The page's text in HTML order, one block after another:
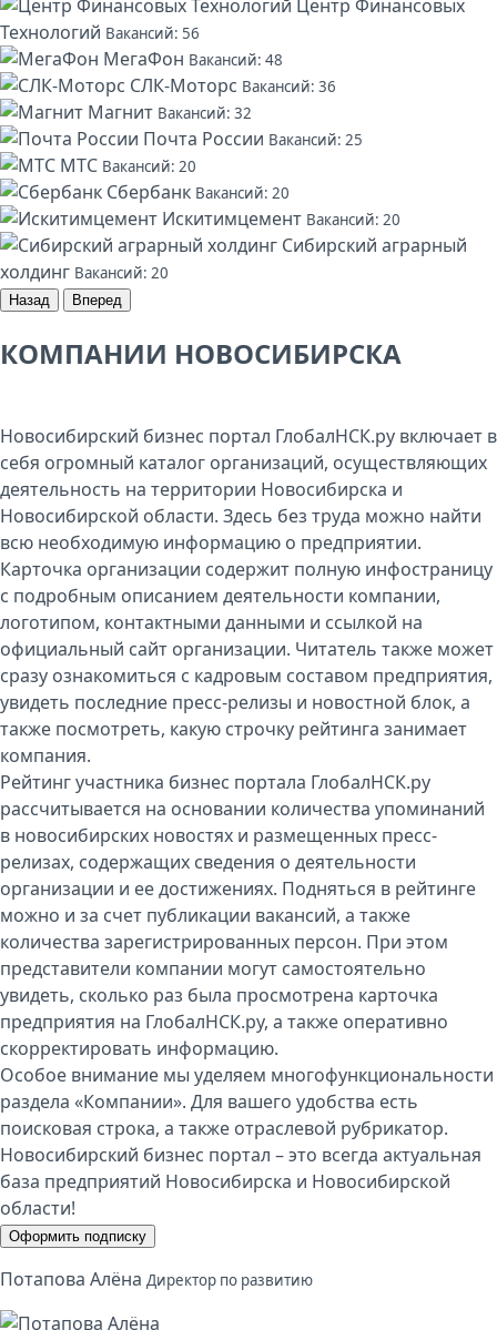
Центр Финансовых
Технологий Вакансий: 56
МегаФон Вакансий: 48
СЛК-Моторс Вакансий: 36
Магнит Вакансий: 32
Почта России Вакансий: 25
МТС Вакансий: 20
Сбербанк Вакансий: 20
Искитимцемент Вакансий: 20
Сибирский аграрный
холдинг Вакансий: 20
Назад Вперед
КОМПАНИИ НОВОСИБИРСКА
Новосибирский бизнес портал ГлобалНСК.ру включает в
себя огромный каталог организаций, осуществляющих
деятельность на территории Новосибирска и
Новосибирской области. Здесь без труда можно найти
всю необходимую информацию о предприятии.
Карточка организации содержит полную инфостраницу
с подробным описанием деятельности компании,
логотипом, контактными данными и ссылкой на
официальный сайт организации. Читатель также может
сразу ознакомиться с кадровым составом предприятия,
увидеть последние пресс-релизы и новостной блок, а
также посмотреть, какую строчку рейтинга занимает
компания.
Рейтинг участника бизнес портала ГлобалНСК.ру
рассчитывается на основании количества упоминаний
в новосибирских новостях и размещенных пресс-
релизах, содержащих сведения о деятельности
организации и ее достижениях. Подняться в рейтинге
можно и за счет публикации вакансий, а также
количества зарегистрированных персон. При этом
представители компании могут самостоятельно
увидеть, сколько раз была просмотрена карточка
предприятия на ГлобалНСК.ру, а также оперативно
скорректировать информацию.
Особое внимание мы уделяем многофункциональности
раздела «Компании». Для вашего удобства есть
поисковая строка, а также отраслевой рубрикатор.
Новосибирский бизнес портал – это всегда актуальная
база предприятий Новосибирска и Новосибирской
области!
Оформить подписку
Потапова Алёна Директор по развитию